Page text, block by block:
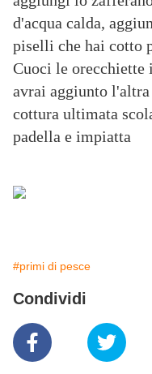
d'acqua calda,
piselli che hai cotto
Cuoci le orecchiette
avrai aggiunto
cottura ultimata
padella e impiatta
#primi di pesce
Condividi